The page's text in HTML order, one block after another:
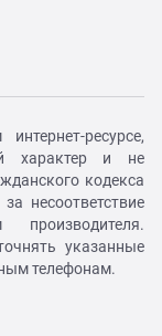
ресурсе,
характер и не
кодекса
несоответствие
указанные
телефонам.